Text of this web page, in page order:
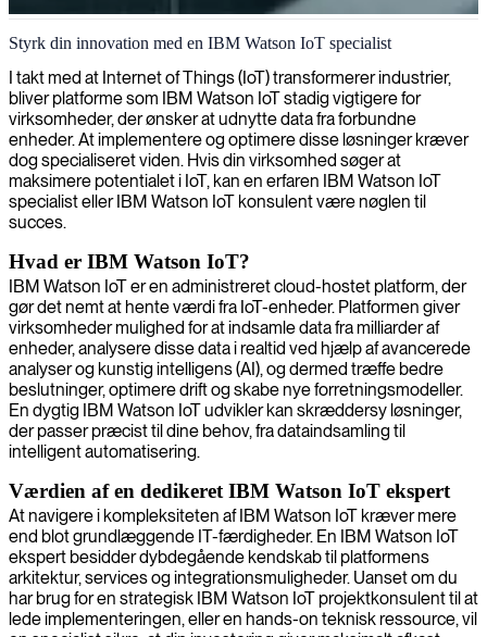
IBM Watson IoT-specialist
Styrk din innovation med en IBM Watson IoT specialist
I takt med at Internet of Things (IoT) transformerer industrier,
bliver platforme som IBM Watson IoT stadig vigtigere for
virksomheder, der ønsker at udnytte data fra forbundne
enheder. At implementere og optimere disse løsninger kræver
dog specialiseret viden. Hvis din virksomhed søger at
maksimere potentialet i IoT, kan en erfaren IBM Watson IoT
specialist eller IBM Watson IoT konsulent være nøglen til
succes.
Hvad er IBM Watson IoT?
IBM Watson IoT er en administreret cloud-hostet platform, der
gør det nemt at hente værdi fra IoT-enheder. Platformen giver
virksomheder mulighed for at indsamle data fra milliarder af
enheder, analysere disse data i realtid ved hjælp af avancerede
analyser og kunstig intelligens (AI), og dermed træffe bedre
beslutninger, optimere drift og skabe nye forretningsmodeller.
En dygtig IBM Watson IoT udvikler kan skræddersy løsninger,
der passer præcist til dine behov, fra dataindsamling til
intelligent automatisering.
Værdien af en dedikeret IBM Watson IoT ekspert
At navigere i kompleksiteten af IBM Watson IoT kræver mere
end blot grundlæggende IT-færdigheder. En IBM Watson IoT
ekspert besidder dybdegående kendskab til platformens
arkitektur, services og integrationsmuligheder. Uanset om du
har brug for en strategisk IBM Watson IoT projektkonsulent til at
lede implementeringen, eller en hands-on teknisk ressource, vil